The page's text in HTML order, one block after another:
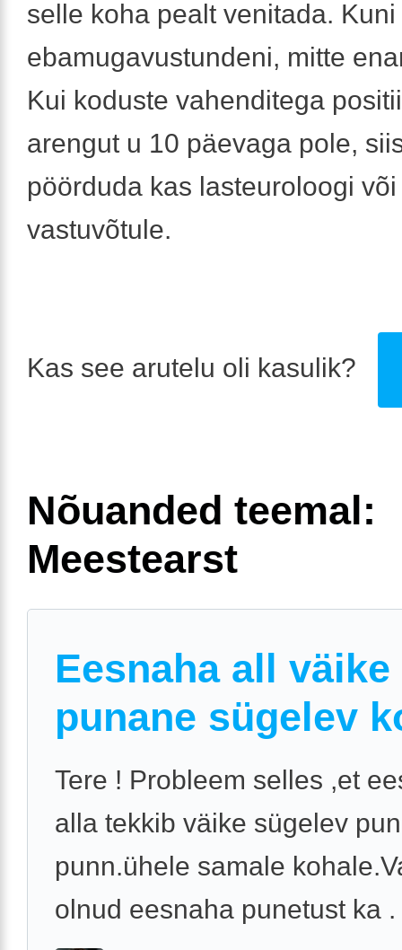
selle koha pealt venitada. Kuni
ebamugavustundeni, mitte
Kui koduste vahenditega
arengut u 10 päevaga pole,
pöörduda kas lasteuroloogi
vastuvõtule.
Kas see arutelu oli kasulik?
Nõuanded teemal:
Meestearst
Eesnaha all väike
punane sügelev
Tere ! Probleem selles ,et
alla tekkib väike sügelev
punn.ühele samale
olnud eesnaha punetust ka .